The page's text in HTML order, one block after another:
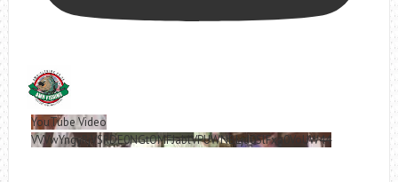
YouTube Video
VVVwYngyRjVSRDE0NGtOMFJablVPUWNBLjd0SlFxa0VoUW44